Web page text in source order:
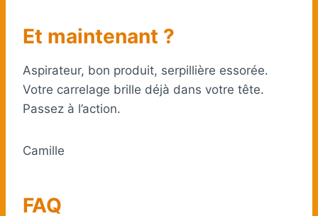
Et maintenant ?
Aspirateur, bon produit, serpillière essorée.
Votre carrelage brille déjà dans votre tête.
Passez à l’action.
Camille
FAQ